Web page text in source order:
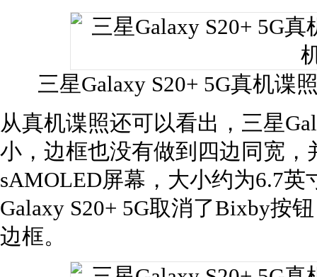
三星Galaxy S20+ 5G真机谍
从真机谍照还可以看出，三星
小，边框也没有做到四边同宽
sAMOLED屏幕，大小约为6.7
Galaxy S20+ 5G取消了Bixby按
边框。